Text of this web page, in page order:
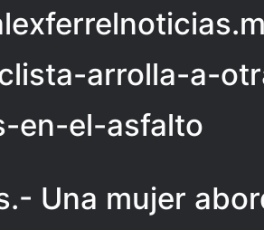
arrolla-a-
en-el-asfalto
Una mujer